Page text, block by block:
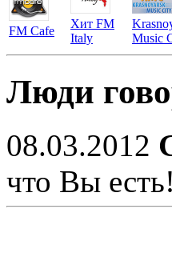
FM Cafe
Хит FM
Italy
Music
Люди
08.03.2012
что Вы есть!